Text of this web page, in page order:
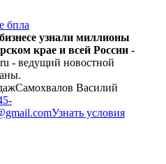
бпла
узнали миллионы
крае и всей России -
- ведущий новостной
Самохвалов Василий
Узнать условия